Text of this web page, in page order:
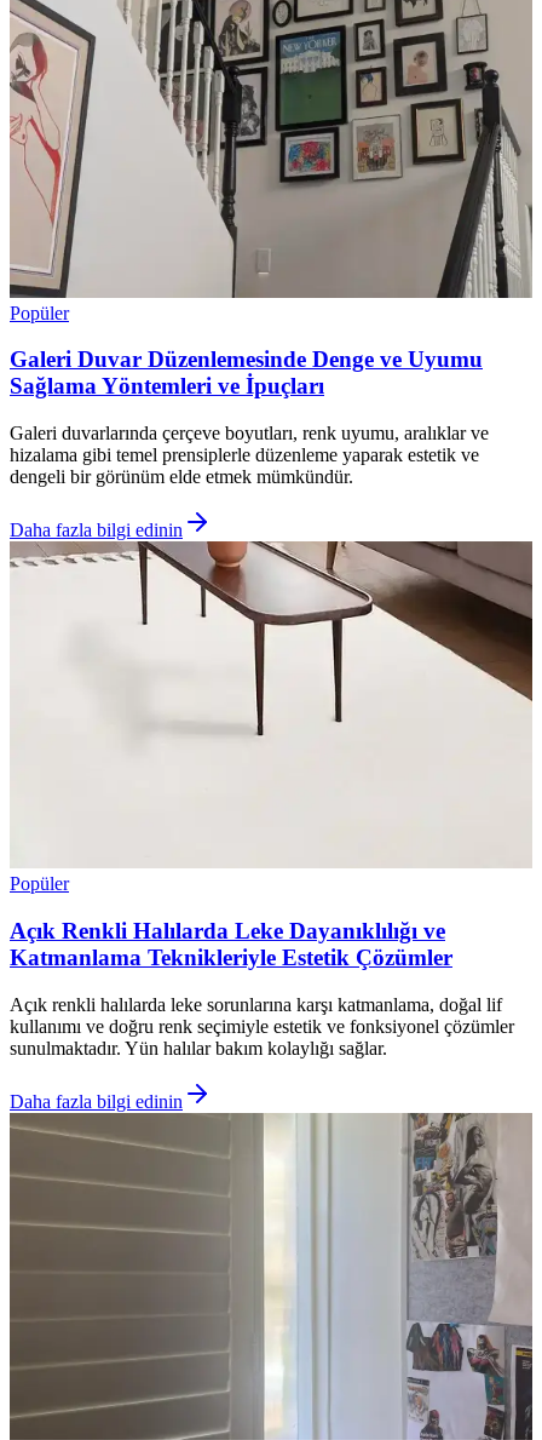
Popüler
Galeri Duvar Düzenlemesinde Denge ve Uyumu
Sağlama Yöntemleri ve İpuçları
Galeri duvarlarında çerçeve boyutları, renk uyumu, aralıklar ve
hizalama gibi temel prensiplerle düzenleme yaparak estetik ve
dengeli bir görünüm elde etmek mümkündür.
Daha fazla bilgi edinin
Popüler
Açık Renkli Halılarda Leke Dayanıklılığı ve
Katmanlama Teknikleriyle Estetik Çözümler
Açık renkli halılarda leke sorunlarına karşı katmanlama, doğal lif
kullanımı ve doğru renk seçimiyle estetik ve fonksiyonel çözümler
sunulmaktadır. Yün halılar bakım kolaylığı sağlar.
Daha fazla bilgi edinin